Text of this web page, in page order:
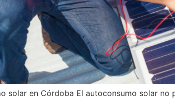
solar en Córdoba El autoconsumo solar